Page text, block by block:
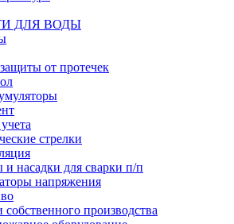
ДЛЯ ВОДЫ
от протечек
стрелки
и насадки для сварки п/п
напряжения
собственного производства